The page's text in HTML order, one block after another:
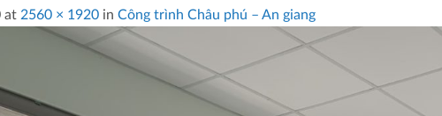
at 2560 × 1920 in Công trình Châu phú – An giang